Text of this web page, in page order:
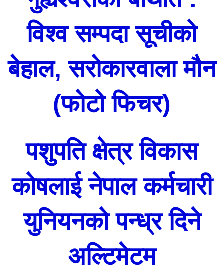
विश्व सम्पदा सूचीको
बेहाल, सरोकारवाला मौन
(फोटो फिचर)
पशुपति क्षेत्र विकास
कोषलाई नेपाल कर्मचारी
युनियनको पन्ध्र दिने
अल्टिमेटम